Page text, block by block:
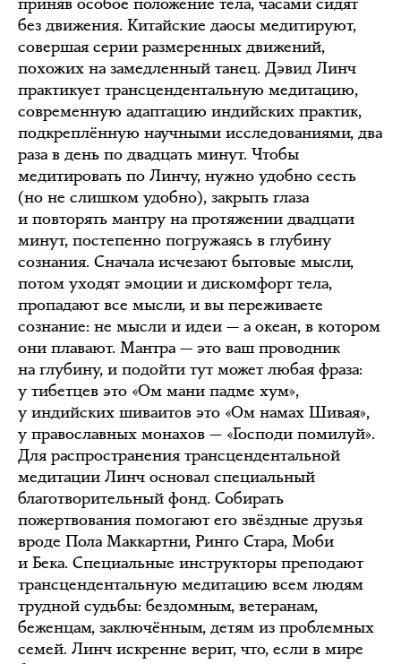
без движения. Китайские даосы медитируют,
совершая серии размеренных движений,
похожих на замедленный танец. Дэвид Линч
практикует трансцендентальную медитацию,
современную адаптацию индийских практик,
подкреплённую научными исследованиями, два
раза в день по двадцать минут. Чтобы
медитировать по Линчу, нужно удобно сесть
(но не слишком удобно), закрыть глаза
и повторять мантру на протяжении двадцати
минут, постепенно погружаясь в глубину
сознания. Сначала исчезают бытовые мысли,
потом уходят эмоции и дискомфорт тела,
пропадают все мысли, и вы переживаете
сознание: не мысли и идеи — а океан, в котором
они плавают. Мантра — это ваш проводник
на глубину, и подойти тут может любая фраза:
у тибетцев это «Ом мани падме хум»,
у индийских шиваитов это «Ом намах Шивая»,
у православных монахов — «Господи помилуй».
Для распространения трансцендентальной
медитации Линч основал специальный
благотворительный фонд. Собирать
пожертвования помогают его звёздные друзья
вроде Пола Маккартни, Ринго Стара, Моби
и Бека. Специальные инструкторы преподают
трансцендентальную медитацию всем людям
трудной судьбы: бездомным, ветеранам,
беженцам, заключённым, детям из проблемных
семей. Линч искренне верит, что, если в мире